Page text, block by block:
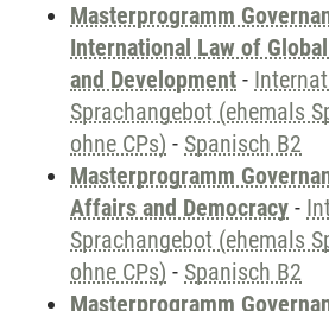
Masterprogramm
International Law of
and Development -
Sprachangebot (ehemals
ohne CPs) - Spanisch B2
Masterprogramm
Affairs and Democracy -
Sprachangebot (ehemals
ohne CPs) - Spanisch B2
Masterprogramm